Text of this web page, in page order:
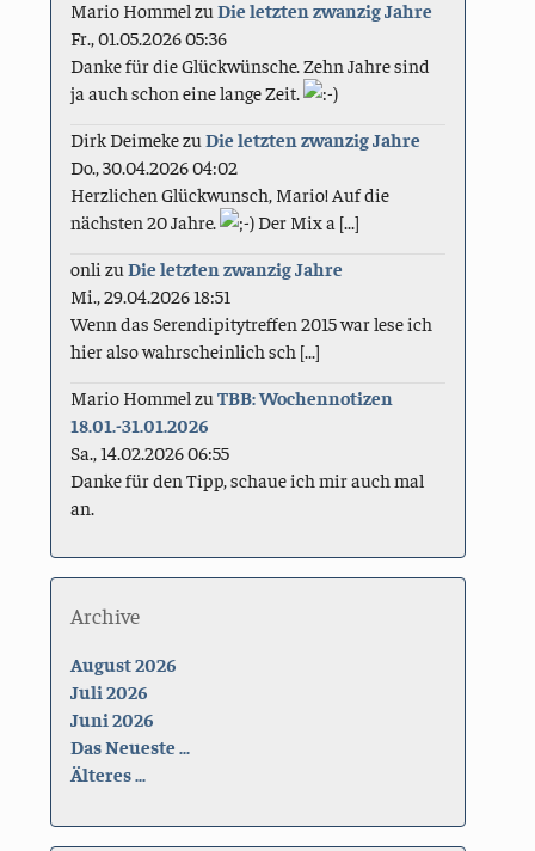
Mario Hommel zuDie letzten zwanzig Jahre
Fr., 01.05.2026 05:36
Danke für die Glückwünsche. Zehn Jahre sind
ja auch schon eine lange Zeit.
Dirk DeimekezuDie letzten zwanzig Jahre
Do., 30.04.2026 04:02
Herzlichen Glückwunsch, Mario! Auf die
nächsten 20 Jahre.
Der Mix a [...]
onli zuDie letzten zwanzig Jahre
Mi., 29.04.2026 18:51
Wenn das Serendipitytreffen 2015 war lese ich
hier also wahrscheinlich sch [...]
Mario Hommel zuTBB: Wochennotizen
18.01.-31.01.2026
Sa., 14.02.2026 06:55
Danke für den Tipp, schaue ich mir auch mal
an.
Archive
August 2026
Juli 2026
Juni 2026
Das Neueste ...
Älteres ...